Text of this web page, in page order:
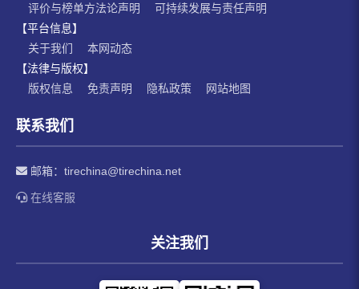
评价与榜单方法论声明
可持续发展与责任声明
【平台信息】
关于我们
本网动态
【法律与版权】
版权信息
免责声明 隐私政策 网站地图
联系我们
邮箱： tirechina@tirechina.net
在线客服
关注我们